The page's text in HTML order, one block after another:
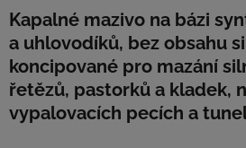
Kapalné mazivo na bázi
a uhlovodíků, bez obsahu
koncipované pro mazání
řetězů, pastorků a kladek,
vypalovacích pecích a